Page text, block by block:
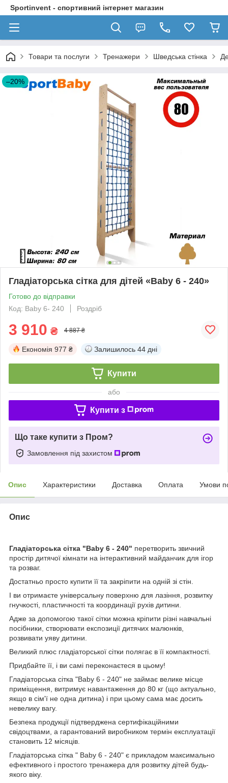
Sportinvent - спортивний інтернет магазин
Товари та послуги Тренажери Шведська стінка
–20%
Гладіаторська сітка для дітей «Baby 6 - 240»
Готово до відправки
Код: Baby 6- 240
Роздріб
3 910 ₴ 4 887 ₴
Економія 977 ₴ Залишилось 44 дні
Купити
або
Купити з
Що таке купити з Пром?
Замовлення під захистом
Опис Характеристики Доставка Оплата Умови
Опис
Гладіаторська сітка "Baby 6 - 240" перетворить звичний
простір дитячої кімнати на інтерактивний майданчик для ігор
та розваг.
Достатньо просто купити її та закріпити на одній зі стін.
І ви отримаєте універсальну поверхню для лазіння, розвитку
гнучкості, пластичності та координації рухів дитини.
Адже за допомогою такої сітки можна кріпити різні навчальні
посібники, створювати експозиції дитячих малюнків,
розвивати уяву дитини.
Великий плюс гладіаторської сітки полягає в її компактності.
Придбайте її, і ви самі переконаєтеся в цьому!
Гладіаторська сітка "Baby 6 - 240" не займає велике місце
приміщення, витримує навантаження до 80 кг (що актуально,
якщо в сім'ї не одна дитина) і при цьому сама має досить
невелику вагу.
Безпека продукції підтверджена сертифікаційними
свідоцтвами, а гарантований виробником термін експлуатації
становить 12 місяців.
Гладіаторська сітка " Baby 6 - 240" є прикладом максимально
ефективного і простого тренажера для розвитку дітей будь-
якого віку.